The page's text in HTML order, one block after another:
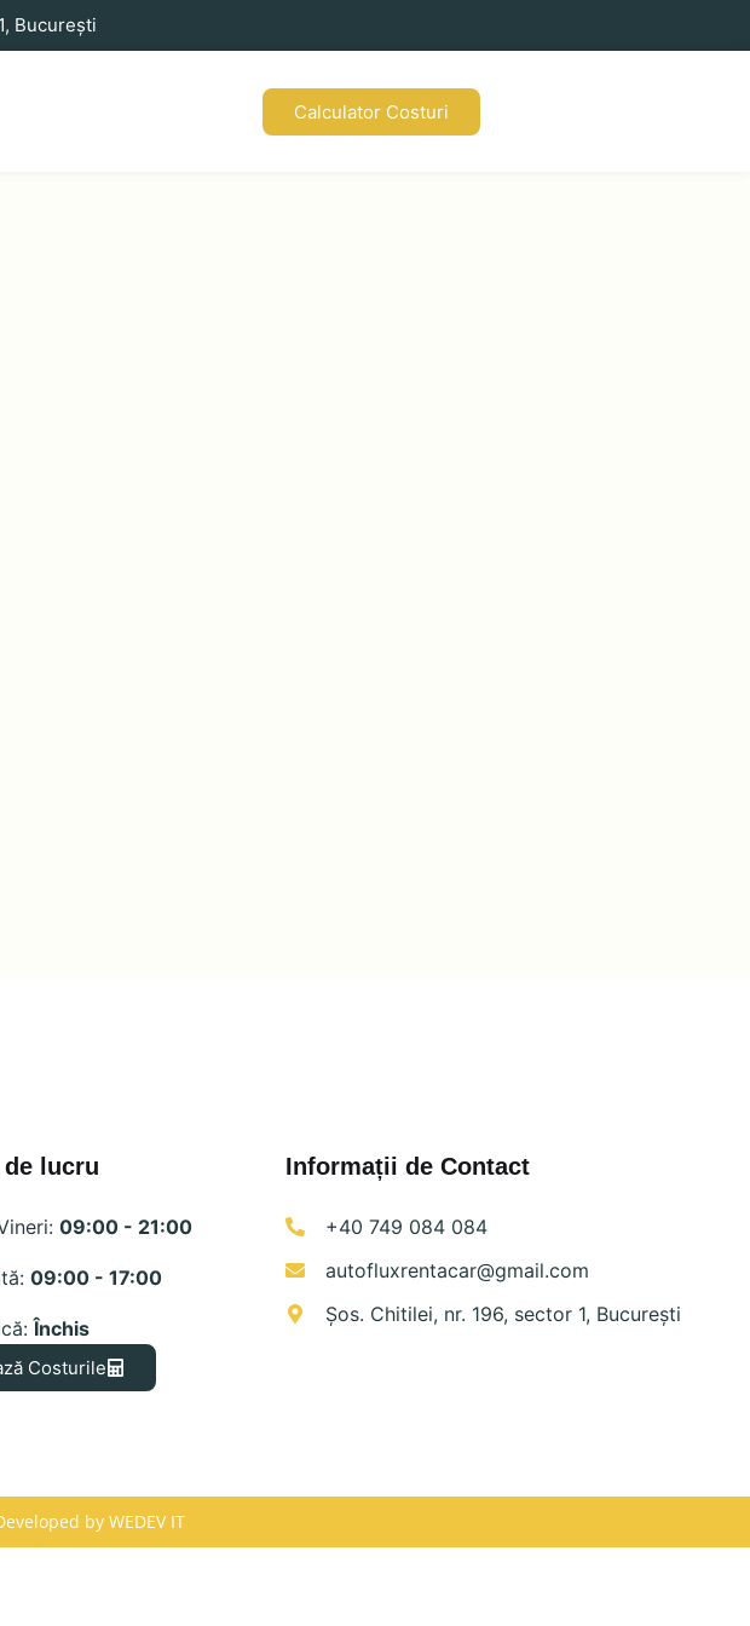
București
Calculator Costuri
lucru
09:00 - 21:00
09:00 - 17:00
Închis
Costurile
Informații de Contact
+40 749 084 084
autofluxrentacar@gmail.com
Șos. Chitilei, nr. 196, sector 1, București
by WEDEV IT